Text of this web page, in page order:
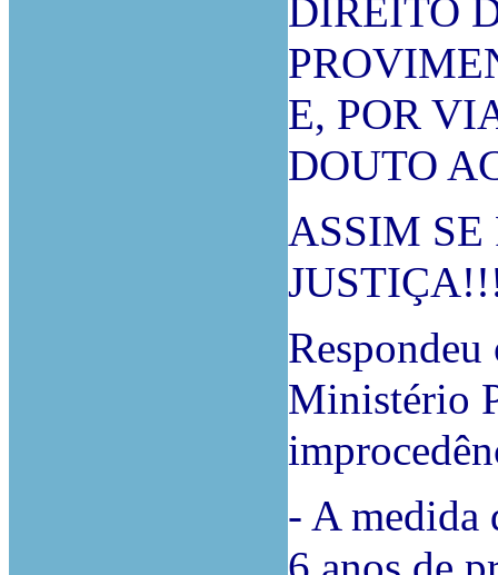
DIREITO
E, POR
DOUTO
ASSIM
Ministério
- A medida